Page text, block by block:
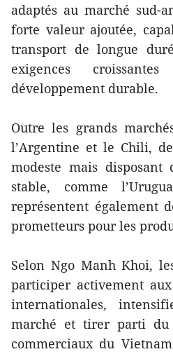
adaptés au marché sud-
forte valeur ajoutée,
transport de longue
exigences
développement durable.
Outre les grands
l’Argentine et le Chili,
modeste mais disposant
stable, comme
représentent également
prometteurs pour les
Selon Ngo Manh Khoi,
participer activement
internationales,
marché et tirer parti du
commerciaux du